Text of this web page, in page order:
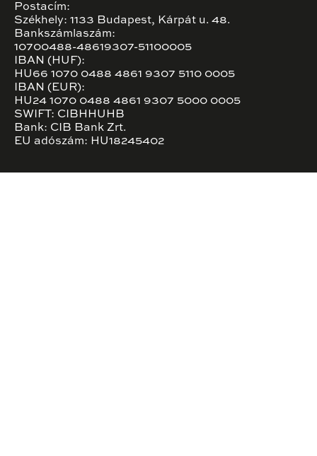
Postacím:
Székhely: 1133 Budapest, Kárpát u. 48.
Bankszámlaszám:
10700488-48619307-51100005
IBAN (HUF):
HU66 1070 0488 4861 9307 5110 0005
IBAN (EUR):
HU24 1070 0488 4861 9307 5000 0005
SWIFT: CIBHHUHB
Bank: CIB Bank Zrt.
EU adószám: HU18245402